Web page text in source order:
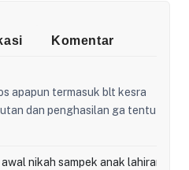
Komentar
apapun termasuk blt kesra
dan penghasilan ga tentu
awal nikah sampek anak lahiran